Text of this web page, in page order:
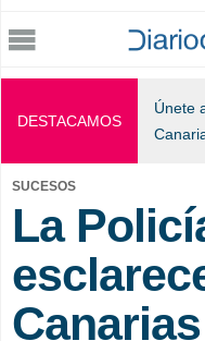
DESTACAMOS
Únete
SUCESOS
La